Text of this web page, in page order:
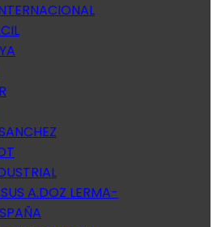
A.DOZ LERMA-